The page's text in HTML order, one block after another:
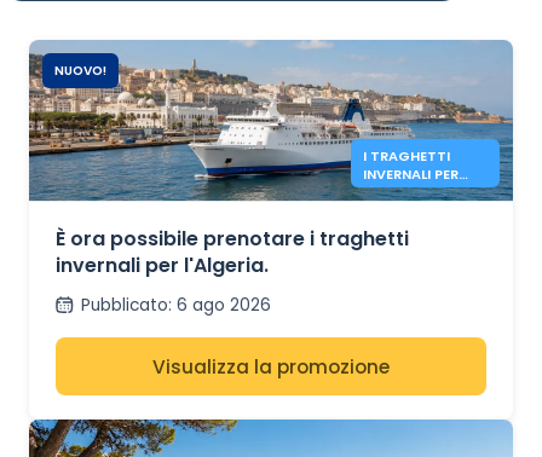
NUOVO!
I TRAGHETTI
INVERNALI PER
L'ALGERIA SONO
È ora possibile prenotare i traghetti
invernali per l'Algeria.
Pubblicato: 6 ago 2026
Visualizza la promozione